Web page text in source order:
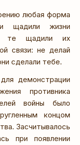
любая форма
щадили жизни
те щадили их
связи: не делай
сделали тебе.
демонстрации
противника
войны было
концом
Засчитывалось
при появлении